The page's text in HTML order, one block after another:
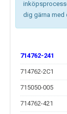
dig gärna med
714762-241
714762-2C1
715050-005
714762-421